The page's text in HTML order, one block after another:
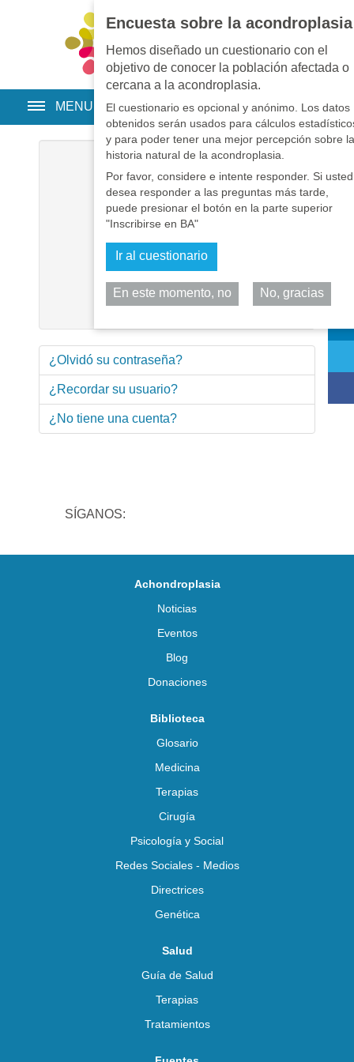
Encuesta sobre la acondroplasia
Hemos diseñado un cuestionario con el
objetivo de conocer la población afectada o
cercana a la acondroplasia.
El cuestionario es opcional y anónimo. Los datos
obtenidos serán usados para cálculos
y para poder tener una mejor percepción sobre la
historia natural de la acondroplasia.
Por favor, considere e intente responder. Si usted
desea responder a las preguntas más tarde,
puede presionar el botón en la parte superior
"Inscribirse en BA"
Ir al cuestionario
En este momento, no No, gracias
EN • PT • ES • RU
MENU
Contraseña*
Recuérdeme
Identificarse
¿Olvidó su contraseña?
¿Recordar su usuario?
¿No tiene una cuenta?
SÍGANOS:
Achondroplasia
Noticias
Eventos
Blog
Donaciones
Biblioteca
Glosario
Medicina
Terapias
Cirugía
Psicología y Social
Redes Sociales - Medios
Directrices
Genética
Salud
Guía de Salud
Terapias
Tratamientos